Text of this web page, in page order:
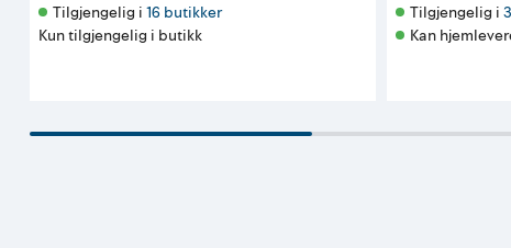
Tilgjengelig i 16 butikker
Kun tilgjengelig i butikk
Tilgjengelig i
Kan